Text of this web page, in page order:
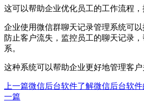
这可以帮助企业优化员工的工作流程，
企业使用微信群聊天记录管理系统可以
防止客户流失，监控员工的聊天记录
系。
这种系统可以帮助企业更好地管理客户
上一篇微信后台软件了解微信后台软
一篇